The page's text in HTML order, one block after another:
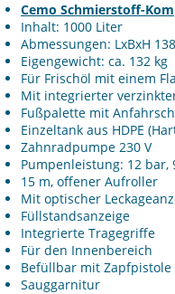
Cemo Schmierstoff-
Inhalt: 1000 Liter
Abmessungen: LxBxH
Eigengewicht: ca. 132 kg
Für Frischöl mit einem
Mit integrierter
Fußpalette mit
Einzeltank aus HDPE
Zahnradpumpe 230 V
Pumpenleistung: 12 bar,
15 m, offener Aufroller
Mit optischer
Füllstandsanzeige
Integrierte Tragegriffe
Für den Innenbereich
Befüllbar mit Zapfpistole
Sauggarnitur